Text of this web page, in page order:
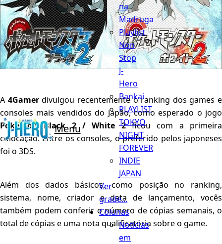
Menu
na
Madruga
Playlist
Non
Stop
J-
Hero
Bankai
PLAYLIST
TOKYO
NIGHT
FOREVER
INDIE
JAPAN
Ver
grade...
Colunas
Notícias
em
A 4Gamerdivulgou recentemente o ranking dos games e
consoles mais vendidos do Japão, como esperado o jogo
Pokémon Black 2 / White 2ficou com a primeira
colocação. Entre os consoles, o preferido pelos japoneses
foi o 3DS.
Além dos dados básicos, como posição no ranking,
sistema, nome, criador e data de lançamento, vocês
também podem conferir o número de cópias semanais, o
total de cópias e uma nota qualificatória sobre o game.